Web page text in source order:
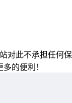
对此不承担任何保
的便利！